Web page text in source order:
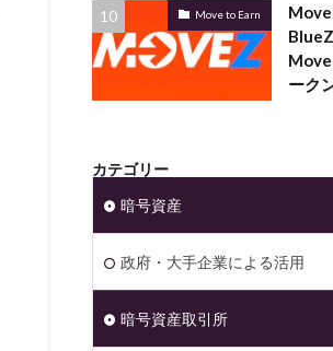
Move to Earn
ーク
カテゴリー
暗号資産
政府・大手企業による活用
暗号資産取引所